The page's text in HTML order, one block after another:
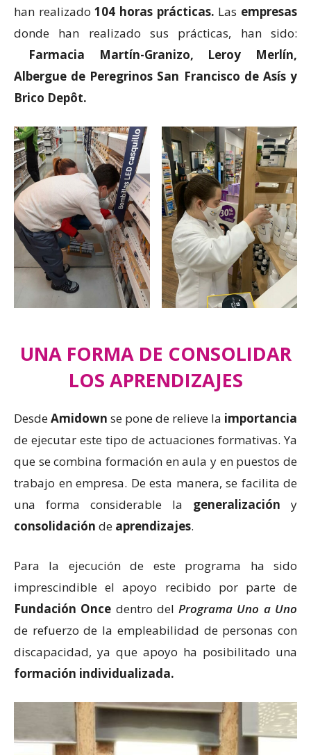
han realizado104 horas prácticas. Las empresas
donde han realizado sus prácticas, han sido:
Farmacia Martín-Granizo, Leroy Merlín,
Albergue de Peregrinos San Francisco de Asís y
Brico Depôt.
UNA FORMA DE CONSOLIDAR
LOS APRENDIZAJES
DesdeAmidown se pone de relieve la importancia
de ejecutar este tipo de actuaciones formativas. Ya
que se combina formación en aula y en puestos de
trabajo en empresa. De esta manera, se facilita de
una forma considerable la generalización y
consolidación de aprendizajes.
Para la ejecución de este programa ha sido
imprescindible el apoyo recibido por parte de
Fundación Once dentro delPrograma Uno a Uno
de refuerzo de la empleabilidad de personas con
discapacidad, ya que apoyo ha posibilitado una
formación individualizada.